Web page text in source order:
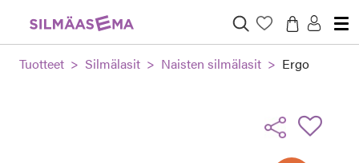
Tuotteet Silmälasit Naisten silmälasit Ergo